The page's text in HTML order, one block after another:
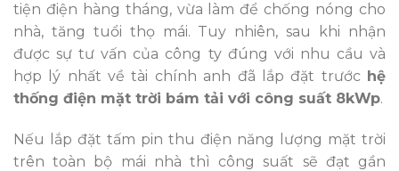
tiện điện hàng tháng, vừa làm để chống nóng cho
nhà, tăng tuổi thọ mái. Tuy nhiên, sau khi nhận
được sự tư vấn của công ty đúng với nhu cầu và
hợp lý nhất về tài chính anh đã lắp đặt trước hệ
thống điện mặt trời bám tải với công suất 8kWp.
Nếu lắp đặt tấm pin thu điện năng lượng mặt trời
trên toàn bộ mái nhà thì công suất sẽ đạt gần